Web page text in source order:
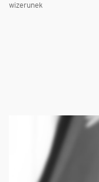
wizerunek